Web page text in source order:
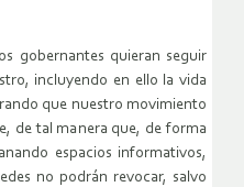
gobernantes quieran seguir
incluyendo en ello la vida
que nuestro movimiento
de tal manera que, de forma
espacios informativos,
no podrán revocar, salvo